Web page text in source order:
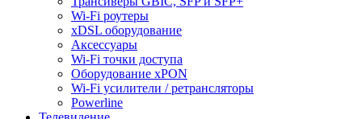
Wi-Fi роутеры
xDSL оборудование
Аксессуары
Wi-Fi точки доступа
Оборудование хPON
Wi-Fi усилители / ретрансляторы
Powerline